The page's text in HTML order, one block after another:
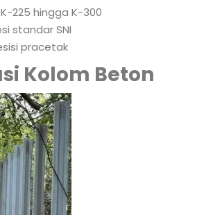
225 hingga K-300
standar SNI
pracetak
Kolom Beton